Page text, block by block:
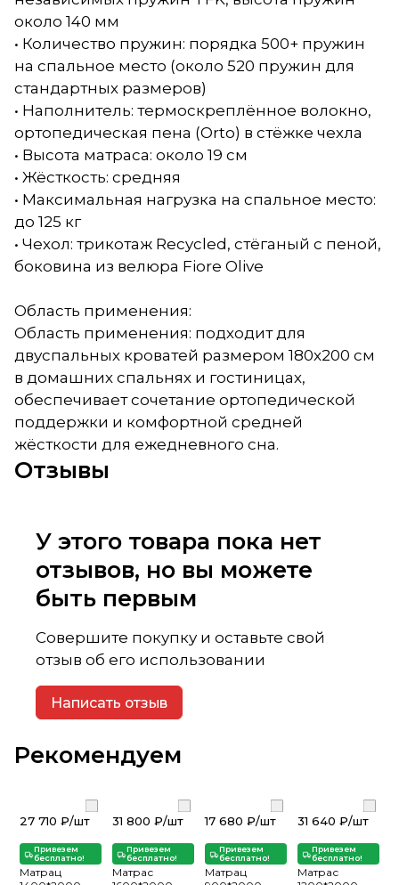
около 140 мм
• Количество пружин: порядка 500+ пружин
на спальное место (около 520 пружин для
стандартных размеров)
• Наполнитель: термоскреплённое волокно,
ортопедическая пена (Orto) в стёжке чехла
• Высота матраса: около 19 см
• Жёсткость: средняя
• Максимальная нагрузка на спальное место:
до 125 кг
• Чехол: трикотаж Recycled, стёганый с пеной,
боковина из велюра Fiore Olive
Область применения:
Область применения: подходит для
двуспальных кроватей размером 180x200 см
в домашних спальнях и гостиницах,
обеспечивает сочетание ортопедической
поддержки и комфортной средней
жёсткости для ежедневного сна.
Отзывы
У этого товара пока нет
отзывов, но вы можете
быть первым
Совершите покупку и оставьте свой
отзыв об его использовании
Написать отзыв
Рекомендуем
27 710 ₽/шт
Привезем
бесплатно!
Матрац
31 800 ₽/шт
Привезем
бесплатно!
Матрас
17 680 ₽/шт
Привезем
бесплатно!
Матрац
31 640 ₽/шт
Привезем
бесплатно!
Матрас